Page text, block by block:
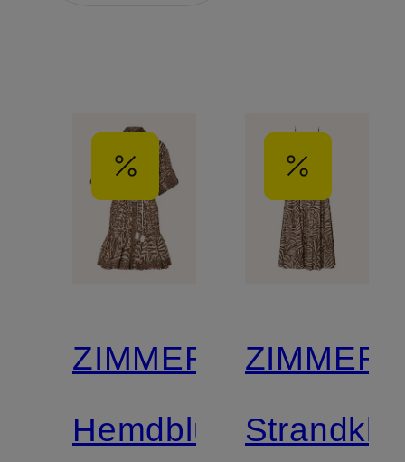
ZIMMERMANN
Hemdblusenkleid